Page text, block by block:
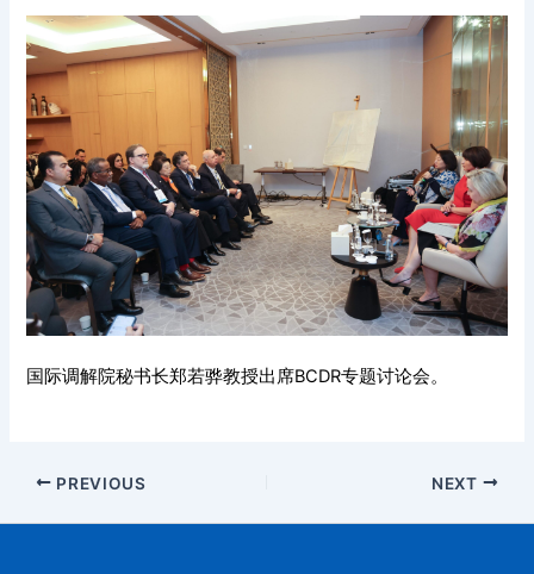
国际调解院秘书长郑若骅教授出席BCDR专题讨论会。
PREVIOUS NEXT